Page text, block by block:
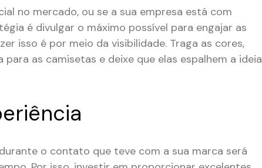
no mercado, ou se a sua empresa está com
é divulgar o máximo possível para engajar as
isso é por meio da visibilidade. Traga as cores,
as camisetas e deixe que elas espalhem a ideia
o contato que teve com a sua marca será